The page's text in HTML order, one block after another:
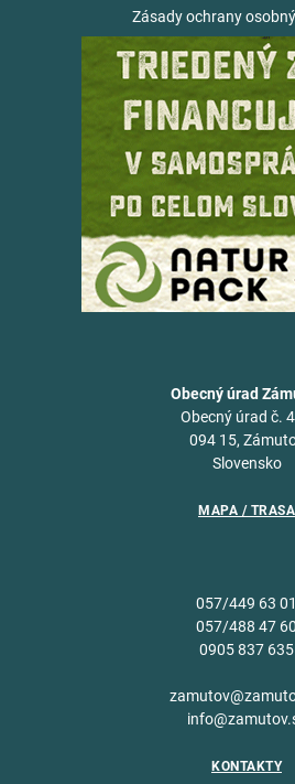
Zásady ochrany
Obecný úrad
Obecný úrad č.
094 15,
Slovensko
MAPA / TRASA
057/449 63 01
057/488 47 60
0905 837 635
KONTAKTY